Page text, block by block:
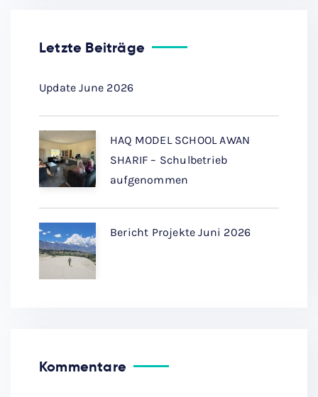
Letzte Beiträge
Update June 2026
HAQ MODEL SCHOOL AWAN
SHARIF – Schulbetrieb
aufgenommen
Bericht Projekte Juni 2026
Kommentare